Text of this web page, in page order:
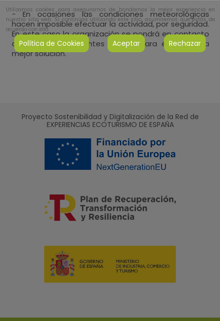
- En ocasiones las condiciones meteorológicas
hacen imposible efectuar la actividad, por seguridad.
En este caso la organización se pondrá en contacto
con el cliente, lo antes posible para encontrar la
mejor solución.
Proyecto Sostenibilidad y Digitalización de la Red de
EXPERIENCIAS ECOTURISMO DE ESPAÑA
Utilizamos cookies para asegurarnos de brindarnos la mejor experiencia en
nuestro sitio web. Si continúas utilizando este sitio, asumiremos que estás de
acuerdo con ello.
Política de Cookies Aceptar Rechazar